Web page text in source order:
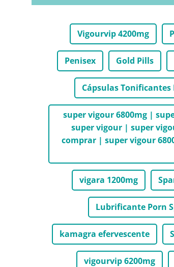
Vigourvip 4200mg
Penisex Gold Pills
Cápsulas Tonificantes
super vigour 6800mg |
super vigour | super
comprar | super vigour
vigara 1200mg
Lubrificante Porn
kamagra efervescente
vigourvip 6200mg